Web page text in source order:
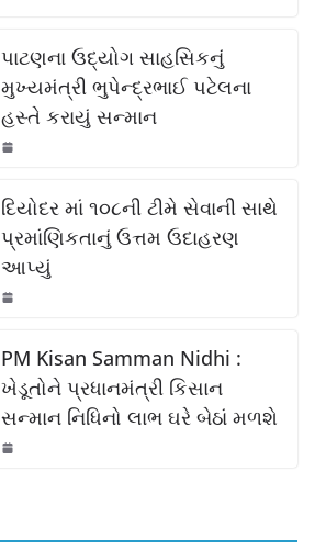
y
Li
n
k
e
પાટણના ઉદ્યોગ સાહસિકનું
મુખ્યમંત્રી ભુપેન્દ્રભાઈ પટેલના
હસ્તે કરાયું સન્માન
દિયોદર માં ૧૦૮ની ટીમે સેવાની સાથે
પ્રમાંણિકતાનું ઉત્તમ ઉદાહરણ
આપ્યું
PM Kisan Samman Nidhi :
ખેડૂતોને પ્રધાનમંત્રી કિસાન
સન્માન નિધિનો લાભ ઘરે બેઠાં મળશે